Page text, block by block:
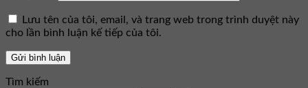
Lưu tên của tôi, email, và trang web trong trình duyệt này
cho lần bình luận kế tiếp của tôi.
Tìm kiếm